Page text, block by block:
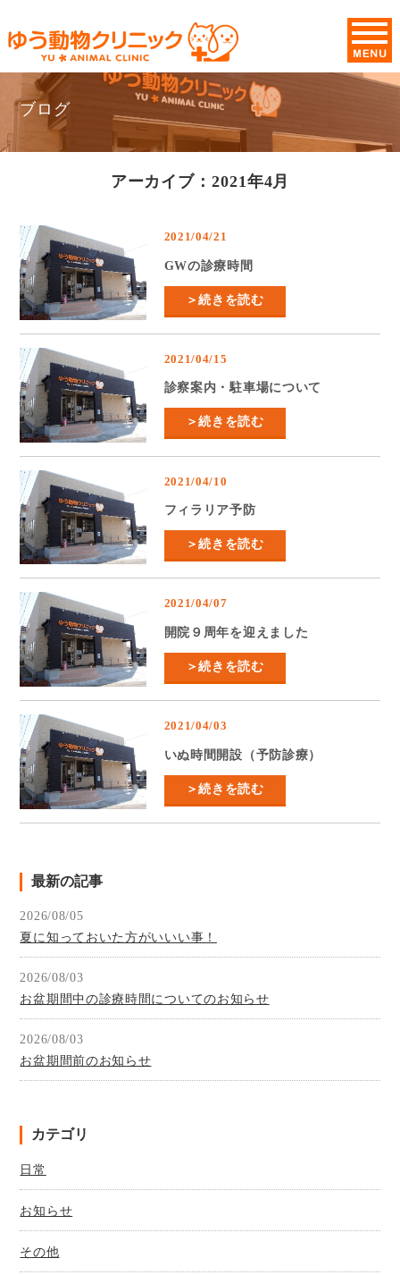
ブログ
アーカイブ：2021年4月
2021/04/21
GWの診療時間
＞続きを読む
2021/04/15
診察案内・駐車場について
＞続きを読む
2021/04/10
フィラリア予防
＞続きを読む
2021/04/07
開院９周年を迎えました
＞続きを読む
2021/04/03
いぬ時間開設（予防診療）
＞続きを読む
最新の記事
2026/08/05
夏に知っておいた方がいいい事！
2026/08/03
お盆期間中の診療時間についてのお知らせ
2026/08/03
お盆期間前のお知らせ
カテゴリ
日常
お知らせ
その他